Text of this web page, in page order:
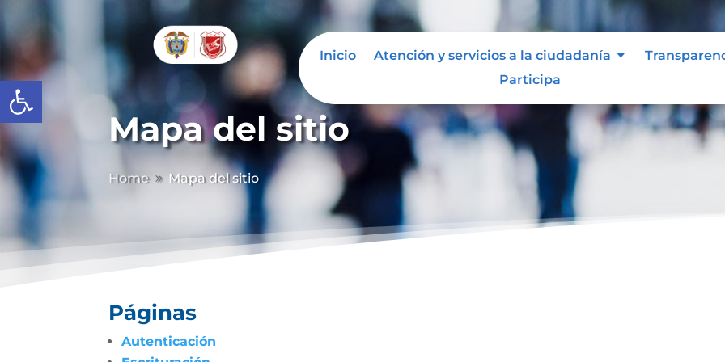
Abrir barra de herramientas
Inicio Atención y servicios a la ciudadanía
Participa
Mapa del sitio
Home 9 Mapa del sitio
Páginas
Autenticación